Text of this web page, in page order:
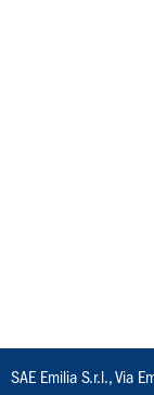
SAE Emilia S.r.l., Via